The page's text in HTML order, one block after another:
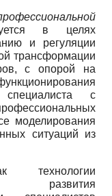
в целях
и регуляции
трансформации
с опорой на
с
моделирования
ситуаций из
технологии
развития